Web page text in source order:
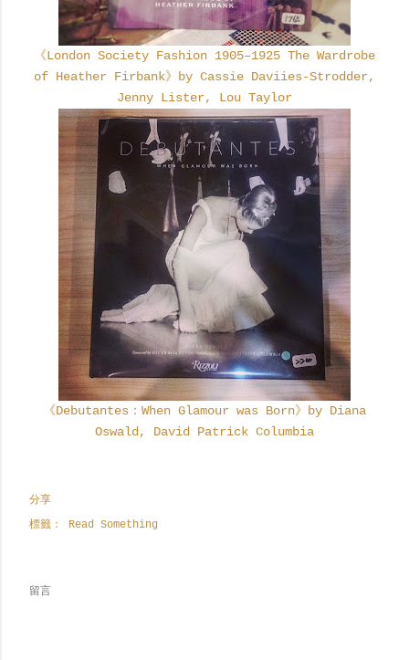
《London Society Fashion 1905–1925 The Wardrobe
of Heather Firbank》by Cassie Daviies-Strodder,
Jenny Lister, Lou Taylor
《Debutantes：When Glamour was Born》by Diana
Oswald, David Patrick Columbia
分享
標籤：
Read Something
留言